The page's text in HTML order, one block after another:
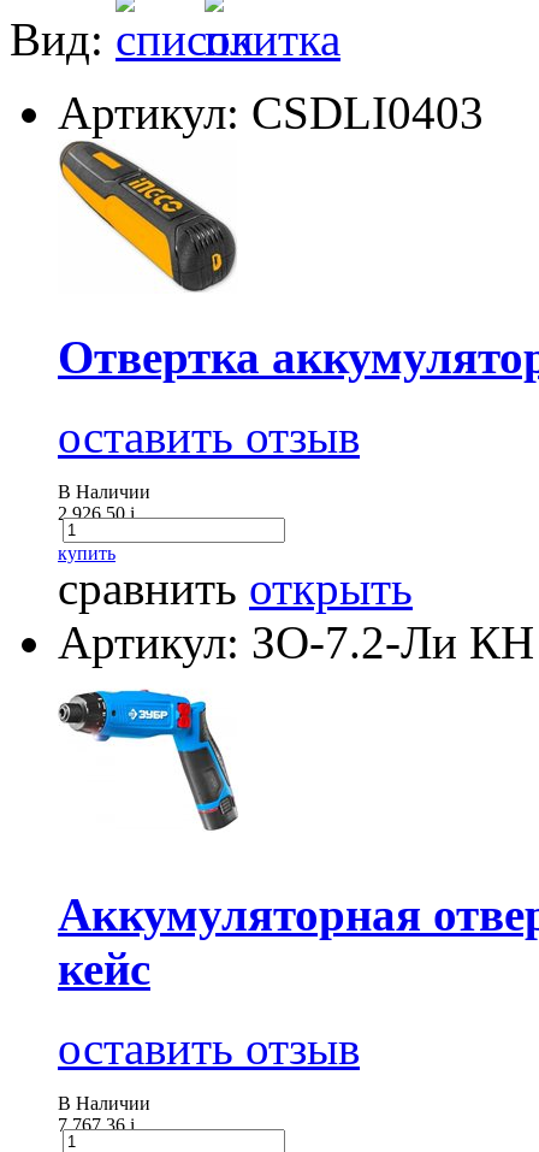
Вид:
Артикул: CSDLI0403
Отвертка
оставить отзыв
В Наличии
2 926.50i
купить
сравнить открыть
Артикул: ЗО-7.2-Ли КН
Аккумуляторная
кейс
оставить отзыв
В Наличии
7 767.36i